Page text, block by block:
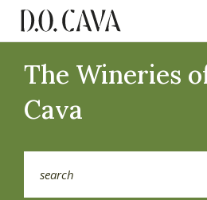
The Wineries
Cava